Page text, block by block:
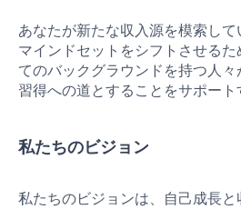
あなたが新たな収入源を模索し
マインドセットをシフトさせる
てのバックグラウンドを持つ人
習得への道とすることをサポート
私たちのビジョン
私たちのビジョンは、自己成長